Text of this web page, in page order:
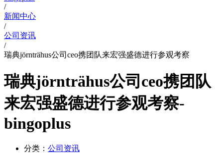
/
新闻中心
/
公司资讯
/
瑞典jörnträhus公司ceo携团队来宏强盛德进行参观考察
瑞典jörnträhus公司ceo携团队
来宏强盛德进行参观考察-
bingoplus
分类： 公司资讯